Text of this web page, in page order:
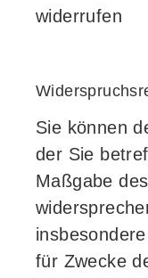
widerrufen
Sie können
der Sie
Maßgabe
für Zwecke